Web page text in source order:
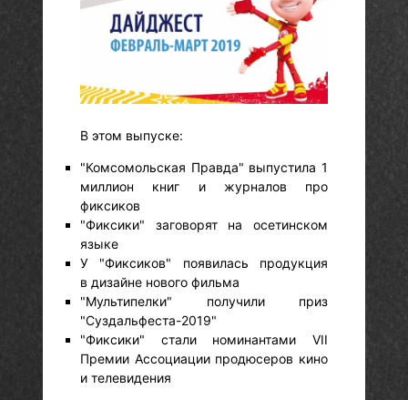
В этом выпуске:
"Комсомольская Правда" выпустила 1
миллион книг и журналов про
фиксиков
"Фиксики" заговорят на осетинском
языке
У "Фиксиков" появилась продукция
в дизайне нового фильма
"Мультипелки" получили приз
"Суздальфеста-2019"
"Фиксики" стали номинантами VII
Премии Ассоциации продюсеров кино
и телевидения